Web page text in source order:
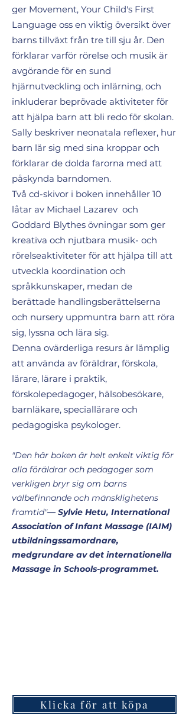
ger Movement, Your Child's First
Language oss en viktig översikt över
barns tillväxt från tre till sju år. Den
förklarar varför rörelse och musik är
avgörande för en sund
hjärnutveckling och inlärning, och
inkluderar beprövade aktiviteter för
att hjälpa barn att bli redo för skolan.
Sally beskriver neonatala reflexer, hur
barn lär sig med sina kroppar och
förklarar de dolda farorna med att
påskynda barndomen.
Två cd-skivor i boken innehåller 10
låtar av Michael Lazarev och
Goddard Blythes övningar som ger
kreativa och njutbara musik- och
rörelseaktiviteter för att hjälpa till att
utveckla koordination och
språkkunskaper, medan de
berättade handlingsberättelserna
och nursery uppmuntra barn att röra
sig, lyssna och lära sig.
Denna ovärderliga resurs är lämplig
att använda av föräldrar, förskola,
lärare, lärare i praktik,
förskolepedagoger, hälsobesökare,
barnläkare, speciallärare och
pedagogiska psykologer.
"Den här boken är helt enkelt viktig för
alla föräldrar och pedagoger som
verkligen bryr sig om barns
välbefinnande och mänsklighetens
framtid"— Sylvie Hetu, International
Association of Infant Massage (IAIM)
utbildningssamordnare,
medgrundare av det internationella
Massage in Schools-programmet.
Klicka för att köpa